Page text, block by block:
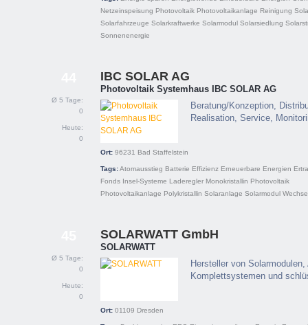
Netzeinspeisung Photovoltaik Photovoltaikanlage Reinigung
Solarfahrzeuge Solarkraftwerke Solarmodul Solarsiedlung
Sonnenenergie
Ø 5 Tage:
0
Heute:
0
IBC SOLAR AG
Photovoltaik Systemhaus IBC SOLAR AG
Beratung/Konzeption,
Realisation, Service,
Ort: 96231 Bad Staffelstein
Tags:Atomausstieg Batterie Effizienz Erneuerbare Energien
Fonds Insel-Systeme Laderegler Monokristallin Photovoltaik
Photovoltaikanlage Polykristallin Solaranlage Solarmodul
Ø 5 Tage:
0
Heute:
0
SOLARWATT GmbH
SOLARWATT
Hersteller von
Komplettsystemen und
Ort: 01109 Dresden